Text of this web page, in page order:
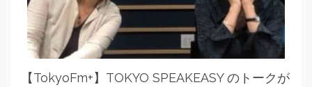
【TokyoFm+】TOKYO SPEAKEASY のトークが